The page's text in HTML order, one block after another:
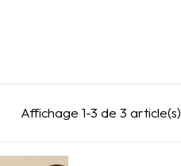
Affichage 1-3 de 3 article(s)